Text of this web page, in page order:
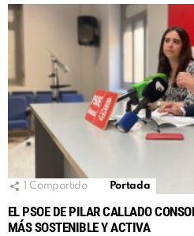
Compartido Portada
EL PSOE DE PILAR CALLADO
MÁS SOSTENIBLE Y ACTIVA